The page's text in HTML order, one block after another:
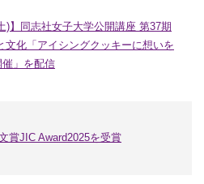
)】同志社女子大学公開講座 第37期
文化「アイシングクッキーに想いを
」を配信
賞JIC Award2025を受賞